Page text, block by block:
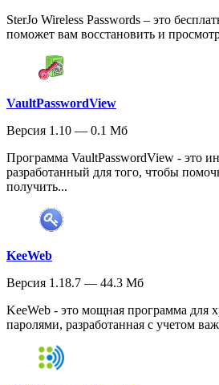
SterJo Wireless Passwords – это
поможет вам восстановить и
VaultPasswordView
Версия 1.10 — 0.1 Мб
Программа VaultPasswordView - это
разработанный для того, чтобы
получить...
KeeWeb
Версия 1.18.7 — 44.3 Мб
KeeWeb - это мощная программа для
паролями, разработанная с учетом